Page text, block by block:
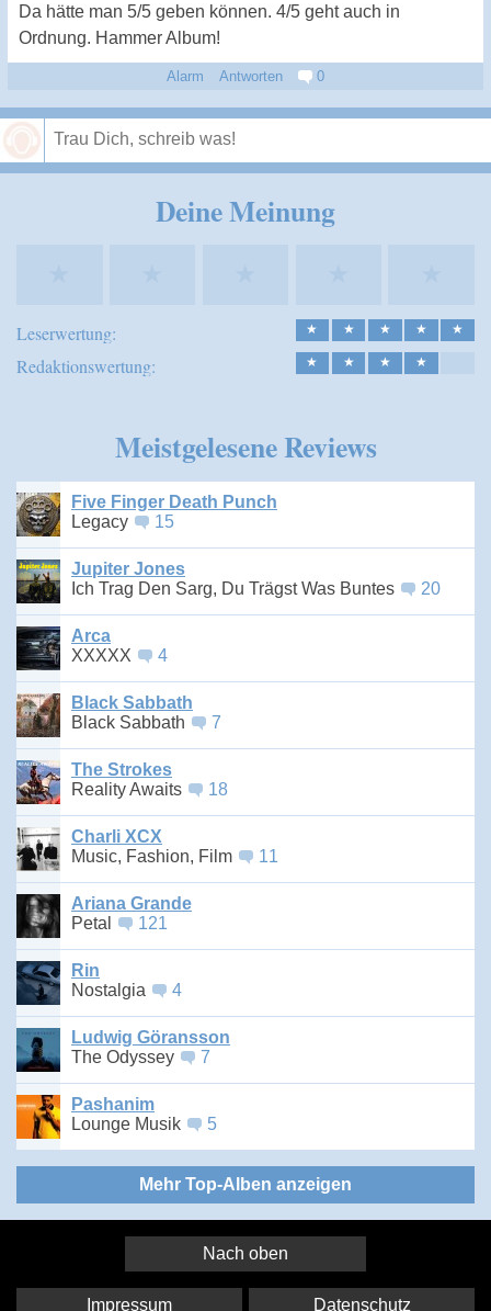
Da hätte man 5/5 geben können. 4/5 geht auch in
Ordnung. Hammer Album!
Alarm Antworten 0
Deine Meinung
Leserwertung: ★ ★ ★ ★ ★
Redaktionswertung: ★ ★ ★ ★
Meistgelesene Reviews
Five Finger Death Punch
Legacy
15
Jupiter Jones
Ich Trag Den Sarg, Du Trägst Was Buntes
20
Arca
XXXXX
4
Black Sabbath
Black Sabbath
7
The Strokes
Reality Awaits
18
Charli XCX
Music, Fashion, Film
11
Ariana Grande
Petal
121
Rin
Nostalgia
4
Ludwig Göransson
The Odyssey
7
Pashanim
Lounge Musik
5
Mehr Top-Alben anzeigen
Nach oben
Impressum Datenschutz